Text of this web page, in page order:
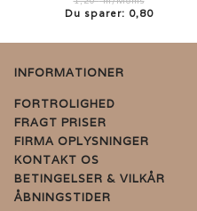
Du sparer: 0,80
INFORMATIONER
FORTROLIGHED
FRAGT PRISER
FIRMA OPLYSNINGER
KONTAKT OS
BETINGELSER & VILKÅR
ÅBNINGSTIDER